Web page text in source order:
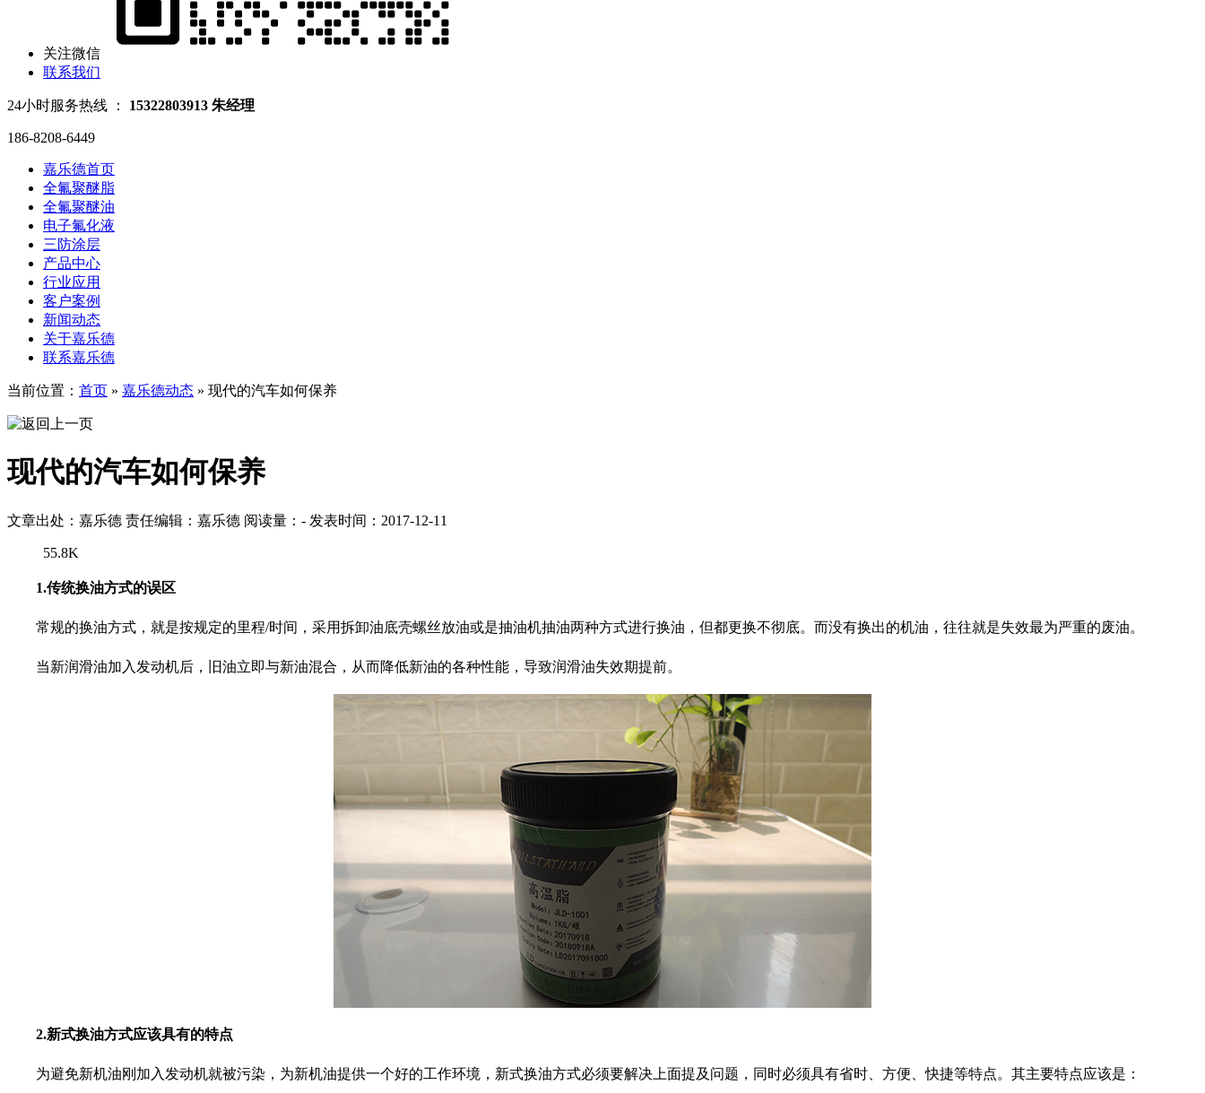
关注微信
联系我们
24小时服务热线 ： 15322803913 朱经理
186-8208-6449
嘉乐德首页
全氟聚醚脂
全氟聚醚油
电子氟化液
三防涂层
产品中心
行业应用
客户案例
新闻动态
关于嘉乐德
联系嘉乐德
当前位置： 首页 » 嘉乐德动态 » 现代的汽车如何保养
现代的汽车如何保养
文章出处：嘉乐德 责任编辑：嘉乐德 阅读量： - 发表时间：2017-12-11
55.8K
1.传统换油方式的误区
常规的换油方式，就是按规定的里程/时间，采用拆卸油底壳螺丝放油或是抽油机抽油两种方式进行换油，但都更换不彻底。而没有换出的机油，往往就是失效最为严重的废油。
当新润滑油加入发动机后，旧油立即与新油混合，从而降低新油的各种性能，导致润滑油失效期提前。
2.新式换油方式应该具有的特点
为避免新机油刚加入发动机就被污染，为新机油提供一个好的工作环境，新式换油方式必须要解决上面提及问题，同时必须具有省时、方便、快捷等特点。其主要特点应该是：